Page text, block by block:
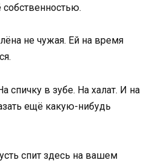
не чужая. Ей на время
спичку в зубе. На халат. И на
ещё какую-нибудь
спит здесь на вашем